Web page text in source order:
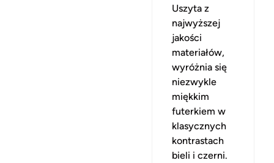
Uszyta z
najwyższej
jakości
materiałów,
wyróżnia się
niezwykle
miękkim
futerkiem w
klasycznych
kontrastach
bieli i czerni.